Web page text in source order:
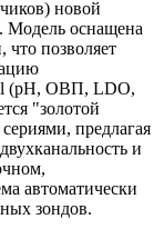
новой
Модель оснащена
позволяет
(pH, ОВП, LDO,
"золотой
предлагая
и
автоматически
зондов.